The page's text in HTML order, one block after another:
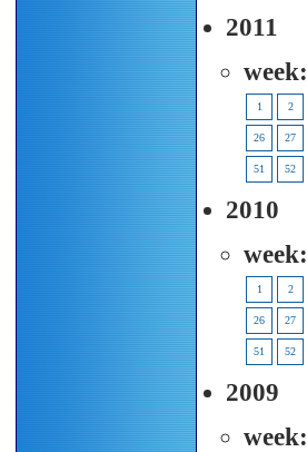
2011
week:
1 2
26 27
51 52
2010
week:
1 2
26 27
51 52
2009
week: